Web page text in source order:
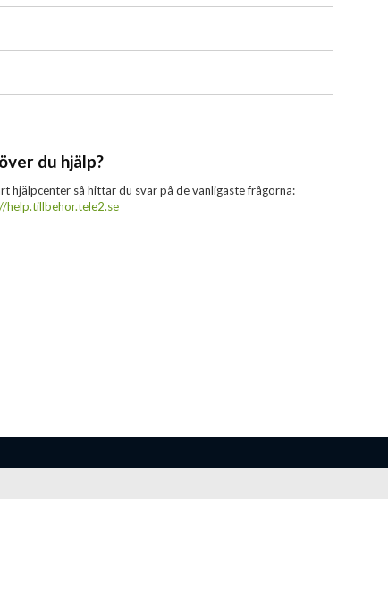
du hjälp?
hjälpcenter så hittar du svar på de vanligaste frågorna:
help.tillbehor.tele2.se